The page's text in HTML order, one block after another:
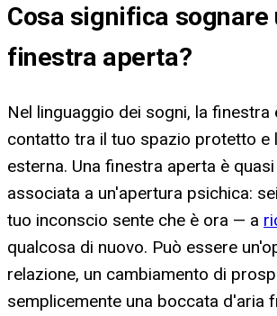
Cosa significa sognare
finestra aperta?
Nel linguaggio dei sogni, la finestra
contatto tra il tuo spazio protetto e
esterna. Una finestra aperta è
associata a un'apertura psichica:
tuo inconscio sente che è ora — a
qualcosa di nuovo. Può essere
relazione, un cambiamento di
semplicemente una boccata d'aria